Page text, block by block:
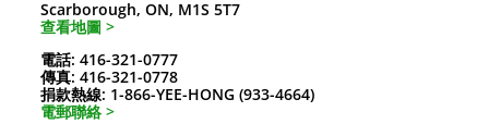
Scarborough, ON, M1S 5T7
查看地圖 >
電話: 416-321-0777
傳真: 416-321-0778
捐款熱線: 1-866-YEE-HONG (933-4664)
電郵聯絡 >